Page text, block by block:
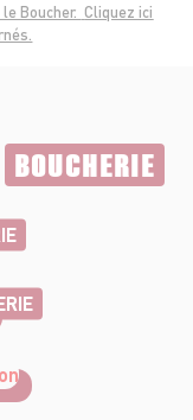
Boucher. Cliquez ici
BOUCHERIE